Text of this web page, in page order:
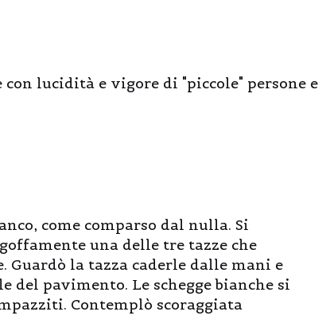
lucidità e vigore di "piccole" persone e
come comparso dal nulla. Si
una delle tre tazze che
Guardò la tazza caderle dalle mani e
pavimento. Le schegge bianche si
Contemplò scoraggiata